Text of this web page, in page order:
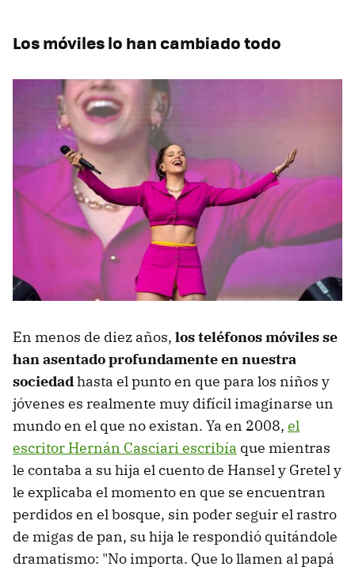
Los móviles lo han cambiado todo
En menos de diez años, los teléfonos móviles se
han asentado profundamente en nuestra
sociedadhasta el punto en que para los niños y
jóvenes es realmente muy difícil imaginarse un
mundo en el que no existan. Ya en 2008, el
escritor Hernán Casciari escribía que mientras
le contaba a su hija el cuento de Hansel y Gretel y
le explicaba el momento en que se encuentran
perdidos en el bosque, sin poder seguir el rastro
de migas de pan, su hija le respondió quitándole
dramatismo: "No importa. Que lo llamen al papá